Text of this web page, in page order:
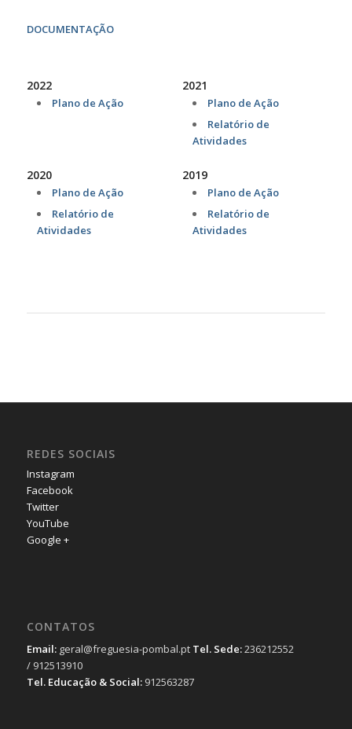
DOCUMENTAÇÃO
2022
Plano de Ação
2021
Plano de Ação
Relatório de
Atividades
2020
Plano de Ação
Relatório de
Atividades
2019
Plano de Ação
Relatório de
Atividades
REDES SOCIAIS
Instagram
Facebook
Twitter
YouTube
Google +
CONTATOS
Email:geral@freguesia-pombal.pt Tel. Sede:236212552
/ 912513910
Tel. Educação & Social: 912563287